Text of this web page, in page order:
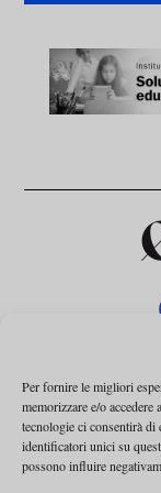
Per fornire le migliori
memorizzare e/o
tecnologie ci consentirà
identificatori unici su
possono influire